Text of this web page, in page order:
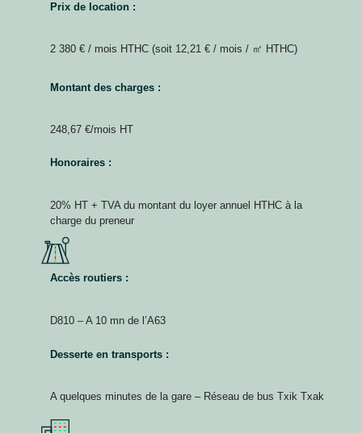
Prix de location :
2 380 € / mois HTHC (soit 12,21 € / mois / ㎡ HTHC)
Montant des charges :
248,67 €/mois HT
Honoraires :
20% HT + TVA du montant du loyer annuel HTHC à la
charge du preneur
Accès routiers :
D810 – A 10 mn de l’A63
Desserte en transports :
A quelques minutes de la gare – Réseau de bus Txik Txak